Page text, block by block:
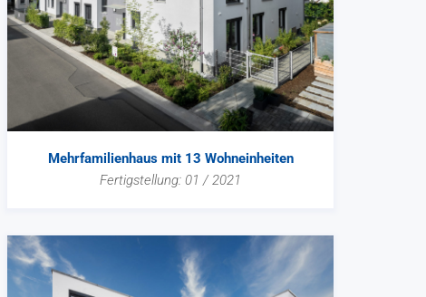
Mehrfamilienhaus mit 13 Wohneinheiten
Fertigstellung: 01 / 2021